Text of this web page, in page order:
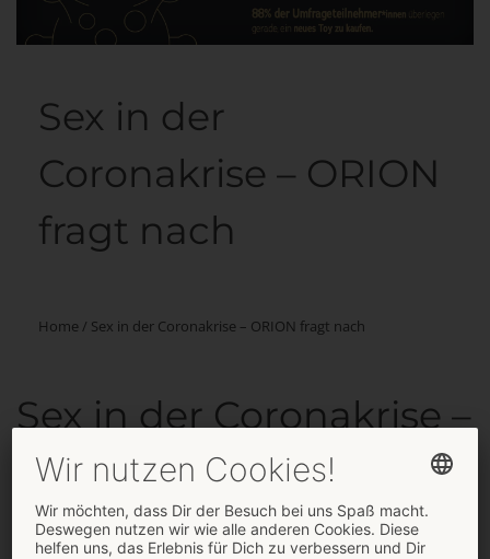
Sex in der
Coronakrise – ORION
fragt nach
Home / Sex in der Coronakrise – ORION fragt nach
Sex in der Coronakrise –
ORION fragt nach